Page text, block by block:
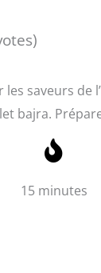
saveurs
bajra.
15 minutes